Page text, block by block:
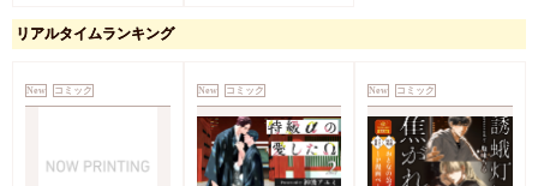
リアルタイムランキング
New コミック New コミック New コミック